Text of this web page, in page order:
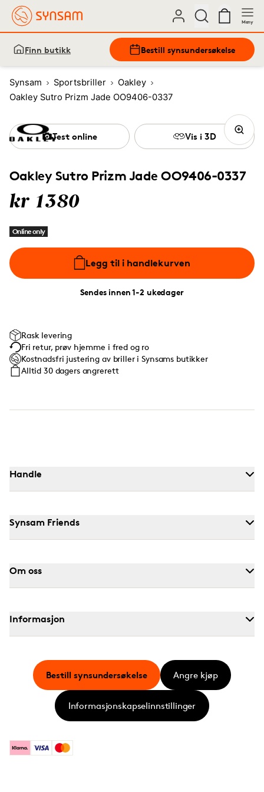
Meny
Finn butikk Bestill synsundersøkelse
Synsam Sportsbriller
Oakley
Oakley Sutro Prizm Jade OO9406-0337
Oakley Sutro Prizm Jade OO9406-0337
kr 1380
Online only
Legg til i handlekurven
Sendes innen 1-2 ukedager
Test online Vis i 3D
Rask levering
Fri retur, prøv hjemme i fred og ro
Kostnadsfri justering av briller i Synsams butikker
Alltid 30 dagers angrerett
Handle
Synsam Friends
Om oss
Informasjon
KlarnaVisa Mastercard
Bestill synsundersøkelse Angre kjøp
Informasjonskapselinnstillinger